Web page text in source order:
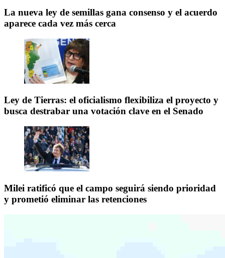
La nueva ley de semillas gana consenso y el acuerdo
aparece cada vez más cerca
Ley de Tierras: el oficialismo flexibiliza el proyecto y
busca destrabar una votación clave en el Senado
Milei ratificó que el campo seguirá siendo prioridad
y prometió eliminar las retenciones